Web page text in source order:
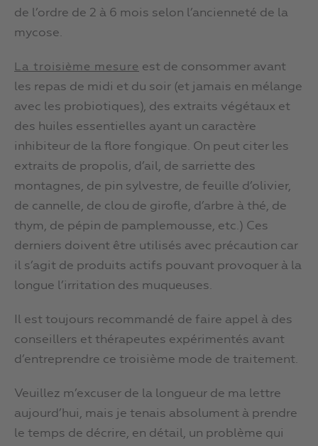
de l’ordre de 2 à 6 mois selon l’ancienneté de la
mycose.
La troisième mesure est de consommer avant
les repas de midi et du soir (et jamais en mélange
avec les probiotiques), des extraits végétaux et
des huiles essentielles ayant un caractère
inhibiteur de la flore fongique. On peut citer les
extraits de propolis, d’ail, de sarriette des
montagnes, de pin sylvestre, de feuille d’olivier,
de cannelle, de clou de girofle, d’arbre à thé, de
thym, de pépin de pamplemousse, etc.) Ces
derniers doivent être utilisés avec précaution car
il s’agit de produits actifs pouvant provoquer à la
longue l’irritation des muqueuses.
Il est toujours recommandé de faire appel à des
conseillers et thérapeutes expérimentés avant
d’entreprendre ce troisième mode de traitement.
Veuillez m’excuser de la longueur de ma lettre
aujourd’hui, mais je tenais absolument à prendre
le temps de décrire, en détail, un problème qui